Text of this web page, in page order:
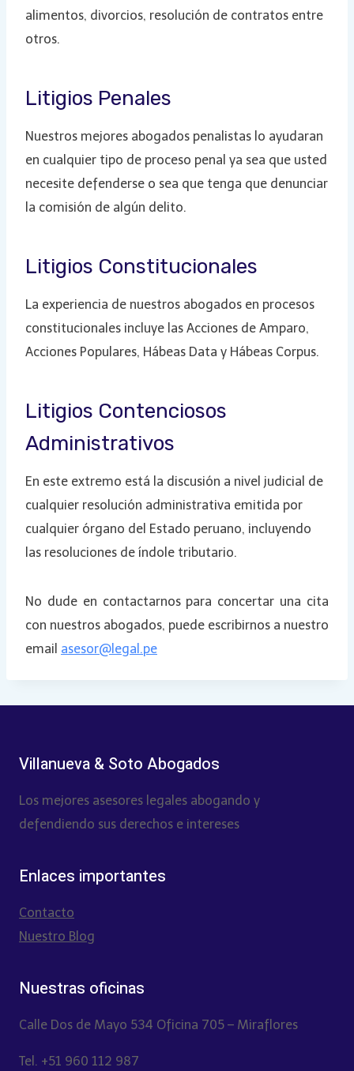
alimentos, divorcios, resolución de contratos entre
otros.
Litigios Penales
Nuestros mejores abogados penalistas lo ayudaran
en cualquier tipo de proceso penal ya sea que usted
necesite defenderse o sea que tenga que denunciar
la comisión de algún delito.
Litigios Constitucionales
La experiencia de nuestros abogados en procesos
constitucionales incluye las Acciones de Amparo,
Acciones Populares, Hábeas Data y Hábeas Corpus.
Litigios Contenciosos
Administrativos
En este extremo está la discusión a nivel judicial de
cualquier resolución administrativa emitida por
cualquier órgano del Estado peruano, incluyendo
las resoluciones de índole tributario.
No dude en contactarnos para concertar una cita
con nuestros abogados, puede escribirnos a nuestro
email asesor@legal.pe
Villanueva & Soto Abogados
Los mejores asesores legales abogando y
defendiendo sus derechos e intereses
Enlaces importantes
Contacto
Nuestro Blog
Nuestras oficinas
Calle Dos de Mayo 534 Oficina 705 – Miraflores
Tel. +51 960 112 987